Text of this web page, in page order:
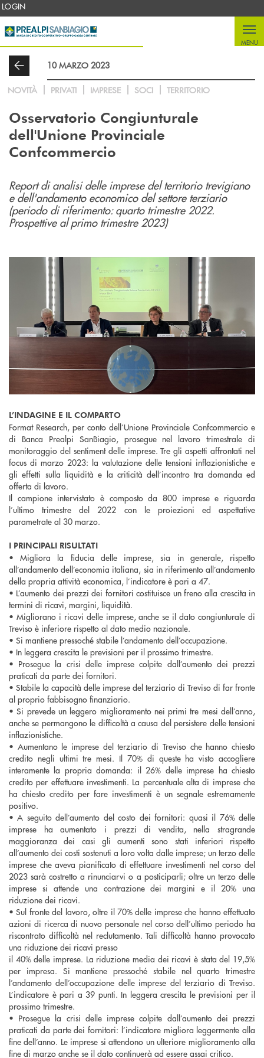
Salta al contenuto principale
LOGIN
MENU
10 MARZO 2023
NOVITÀ PRIVATI IMPRESE SOCI TERRITORIO
Osservatorio Congiunturale
dell'Unione Provinciale
Confcommercio
Report di analisi delle imprese del territorio trevigiano
e dell'andamento economico del settore terziario
(periodo di riferimento: quarto trimestre 2022.
Prospettive al primo trimestre 2023)
L’INDAGINE E IL COMPARTO
Format Research, per conto dell’Unione Provinciale Confcommercio e
di Banca Prealpi SanBiagio, prosegue nel lavoro trimestrale di
monitoraggio del sentiment delle imprese. Tre gli aspetti affrontati nel
focus di marzo 2023: la valutazione delle tensioni inflazionistiche e
gli effetti sulla liquidità e la criticità dell’incontro tra domanda ed
offerta di lavoro.
Il campione intervistato è composto da 800 imprese e riguarda
l’ultimo trimestre del 2022 con le proiezioni ed aspettative
parametrate al 30 marzo.
I PRINCIPALI RISULTATI
• Migliora la fiducia delle imprese, sia in generale, rispetto
all’andamento dell’economia italiana, sia in riferimento all’andamento
della propria attività economica, l’indicatore è pari a 47.
• L’aumento dei prezzi dei fornitori costituisce un freno alla crescita in
termini di ricavi, margini, liquidità.
• Migliorano i ricavi delle imprese, anche se il dato congiunturale di
Treviso è inferiore rispetto al dato medio nazionale.
• Si mantiene pressoché stabile l’andamento dell’occupazione.
• In leggera crescita le previsioni per il prossimo trimestre.
• Prosegue la crisi delle imprese colpite dall’aumento dei prezzi
praticati da parte dei fornitori.
• Stabile la capacità delle imprese del terziario di Treviso di far fronte
al proprio fabbisogno finanziario.
• Si prevede un leggero miglioramento nei primi tre mesi dell’anno,
anche se permangono le difficoltà a causa del persistere delle tensioni
inflazionistiche.
• Aumentano le imprese del terziario di Treviso che hanno chiesto
credito negli ultimi tre mesi. Il 70% di queste ha visto accogliere
interamente la propria domanda: il 26% delle imprese ha chiesto
credito per effettuare investimenti. La percentuale alta di imprese che
ha chiesto credito per fare investimenti è un segnale estremamente
positivo.
• A seguito dell’aumento del costo dei fornitori: quasi il 76% delle
imprese ha aumentato i prezzi di vendita, nella stragrande
maggioranza dei casi gli aumenti sono stati inferiori rispetto
all’aumento dei costi sostenuti a loro volta dalle imprese; un terzo delle
imprese che aveva pianificato di effettuare investimenti nel corso del
2023 sarà costretto a rinunciarvi o a posticiparli; oltre un terzo delle
imprese si attende una contrazione dei margini e il 20% una
riduzione dei ricavi.
• Sul fronte del lavoro, oltre il 70% delle imprese che hanno effettuato
azioni di ricerca di nuovo personale nel corso dell’ultimo periodo ha
riscontrato difficoltà nel reclutamento. Tali difficoltà hanno provocato
una riduzione dei ricavi presso
il 40% delle imprese. La riduzione media dei ricavi è stata del 19,5%
per impresa. Si mantiene pressoché stabile nel quarto trimestre
l’andamento dell’occupazione delle imprese del terziario di Treviso.
L’indicatore è pari a 39 punti. In leggera crescita le previsioni per il
prossimo trimestre.
• Prosegue la crisi delle imprese colpite dall’aumento dei prezzi
praticati da parte dei fornitori: l’indicatore migliora leggermente alla
fine dell’anno. Le imprese si attendono un ulteriore miglioramento alla
fine di marzo anche se il dato continuerà ad essere assai critico.